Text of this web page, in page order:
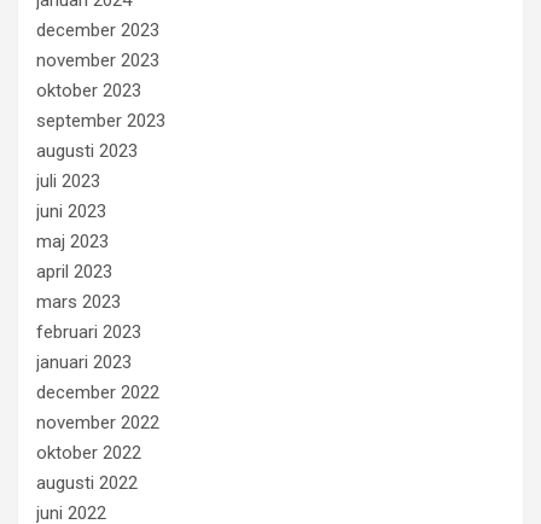
december 2023
november 2023
oktober 2023
september 2023
augusti 2023
juli 2023
juni 2023
maj 2023
april 2023
mars 2023
februari 2023
januari 2023
december 2022
november 2022
oktober 2022
augusti 2022
juni 2022